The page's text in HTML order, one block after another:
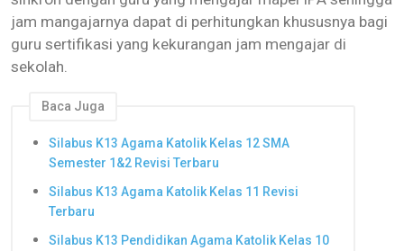
jam mangajarnya dapat di perhitungkan khususnya bagi
guru sertifikasi yang kekurangan jam mengajar di
sekolah.
Baca Juga
Silabus K13 Agama Katolik Kelas 12 SMA
Semester 1&2 Revisi Terbaru
Silabus K13 Agama Katolik Kelas 11 Revisi
Terbaru
Silabus K13 Pendidikan Agama Katolik Kelas 10